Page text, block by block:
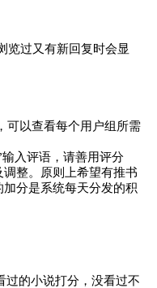
览过又有新回复时会显
可以查看每个用户组所需
入评语，请善用评分
整。原则上希望有推书
分是系统每天分发的积
过的小说打分，没看过不